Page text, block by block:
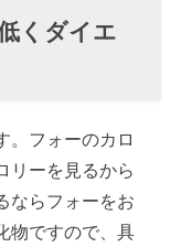
くダイエ
。フォーのカロ
リーを見るから
ならフォーをお
物ですので、具